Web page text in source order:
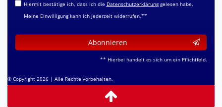
Hiermit bestätige ich, dass ich die Daten­schutz­erklärunggelesen habe.
Meine Einwilligung kann ich jederzeit widerrufen.**
Abonnieren
** Hierbei handelt es sich um ein Pflichtfeld.
© Copyright 2026 | Alle Rechte vorbehalten.